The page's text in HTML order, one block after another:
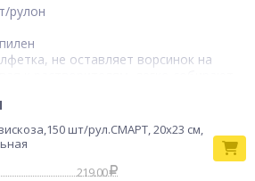
рулон
не оставляет ворсинок на
и очистки поверхностей.
автомобильная, авиационная,
шт/рул.СМАРТ, 20x23 см,
219.00